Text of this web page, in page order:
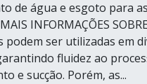
de água e esgoto para as
INFORMAÇÕES
podem ser utilizadas em
fluidez ao
e sucção. Porém, as...